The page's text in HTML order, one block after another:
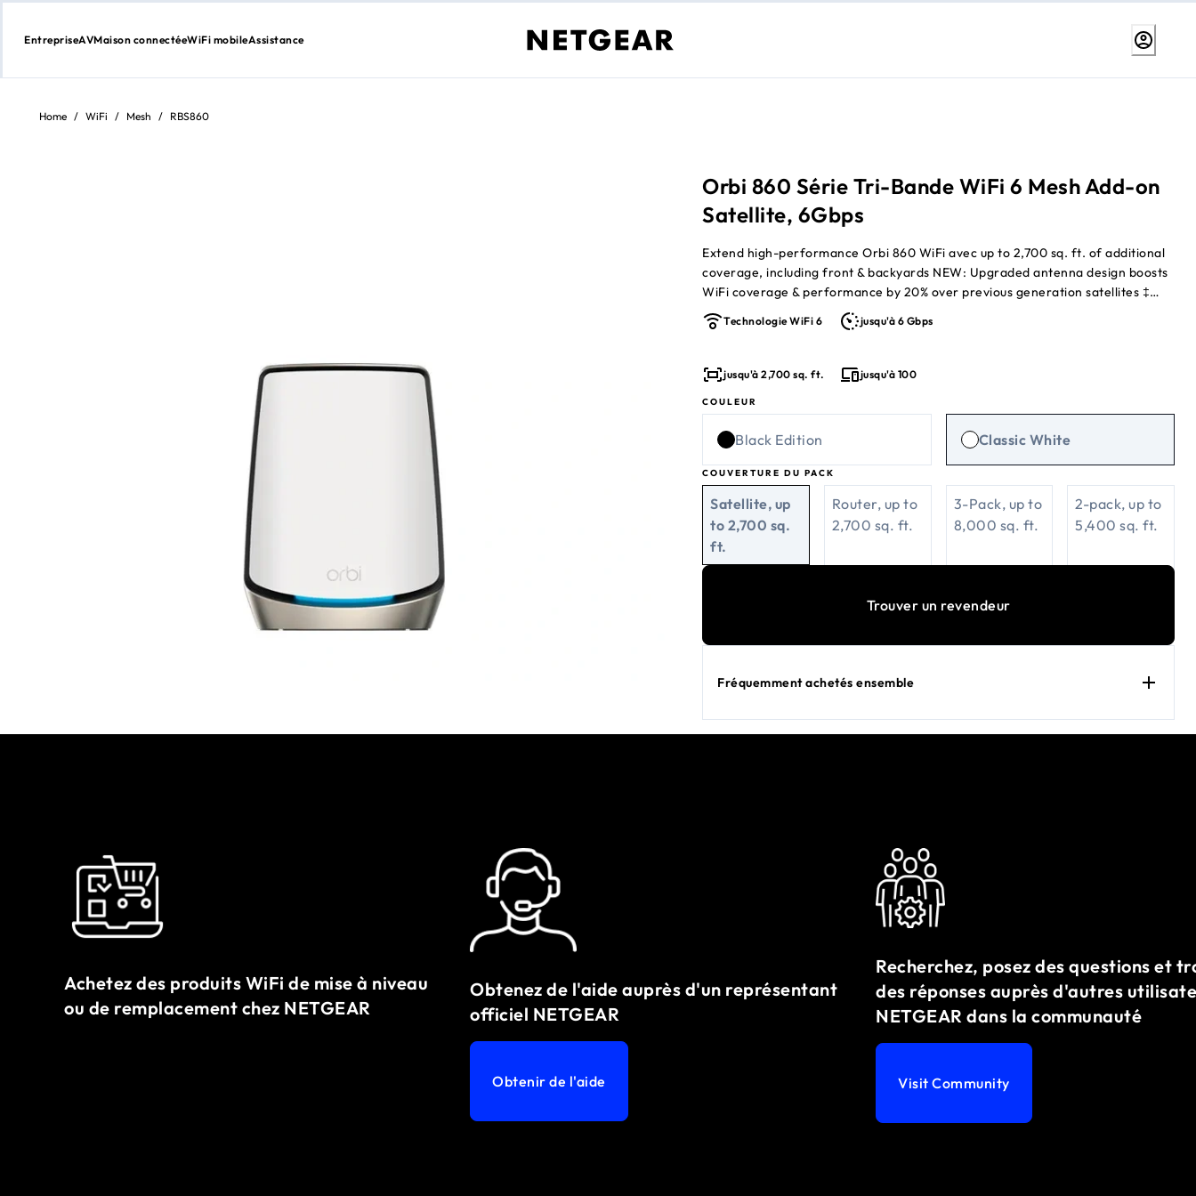
Aller
contenu
EntrepriseAVMaison connectéeWiFi mobileAssistance
Home / WiFi / Mesh / RBS860
Orbi 860 Série Tri-Bande WiFi 6 Mesh Add-on
Satellite, 6Gbps
Extend high-performance Orbi 860 WiFi avec up to 2,700 sq. ft. of additional
coverage, including front & backyards NEW: Upgraded antenna design boosts
WiFi coverage & performance by 20% over previous generation satellites ‡
Stream 4K/8K movies, host Zoom conferences, make WiFi calls, & keep your
security cameras, door locks, laptops, phones, & smart home devices
pour TVs, game consoles, streaming players, computers, et more NETGEAR's
Routeur-to-satellite communication pour max speeds This product is no longer
available.
Technologie WiFi 6 jusqu'à 6 Gbps
jusqu'à 2,700 sq. ft. jusqu'à 100
COULEUR
Black Edition Classic White
COUVERTURE DU PACK
Satellite, up
to 2,700 sq.
ft.
Router, up to
2,700 sq. ft.
3-Pack, up to
8,000 sq. ft.
2-pack, up to
5,400 sq. ft.
Trouver un revendeur
Fréquemment achetés ensemble
Achetez des produits WiFi de mise à niveau
ou de remplacement chez NETGEAR
Obtenez de l'aide auprès d'un représentant
officiel NETGEAR
Obtenir de l'aide
Recherchez, posez des questions et
des réponses auprès d'autres
NETGEAR dans la communauté
Visit Community